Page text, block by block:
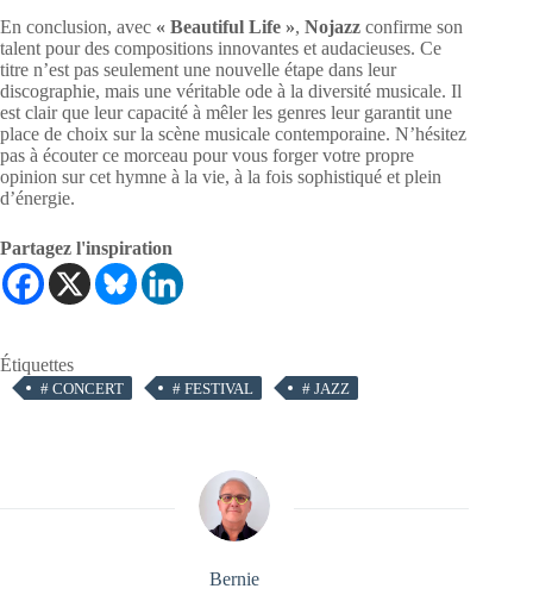
En conclusion, avec « Beautiful Life », Nojazz confirme son
talent pour des compositions innovantes et audacieuses. Ce
titre n’est pas seulement une nouvelle étape dans leur
discographie, mais une véritable ode à la diversité musicale. Il
est clair que leur capacité à mêler les genres leur garantit une
place de choix sur la scène musicale contemporaine. N’hésitez
pas à écouter ce morceau pour vous forger votre propre
opinion sur cet hymne à la vie, à la fois sophistiqué et plein
d’énergie.
Partagez l'inspiration
Étiquettes
# CONCERT # FESTIVAL # JAZZ
Bernie